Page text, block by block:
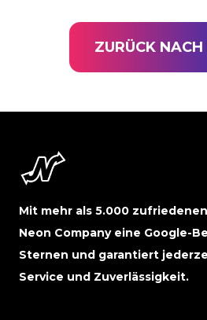
ZURÜCK NACH
Mit mehr als 5.000
Neon Company eine Google-
Sternen und garantiert
Service und Zuverlässigkeit.